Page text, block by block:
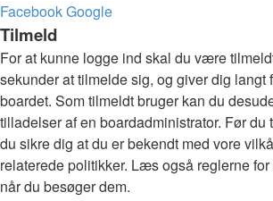
FacebookGoogle
Tilmeld
For at kunne logge ind skal du være
sekunder at tilmelde sig, og giver dig langt
boardet. Som tilmeldt bruger kan du
tilladelser af en boardadministrator. Før
du sikre dig at du er bekendt med vore
relaterede politikker. Læs også reglerne
når du besøger dem.